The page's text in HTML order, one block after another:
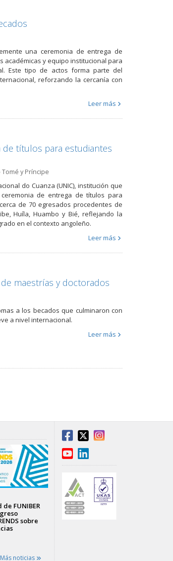
una ceremonia de entrega de
académicas y equipo institucional para
Este tipo de actos forma parte del
reforzando la cercanía con
Leer más
de títulos para estudiantes
Tomé y Príncipe
do Cuanza (UNIC), institución que
de entrega de títulos para
de 70 egresados procedentes de
Huíla, Huambo y Bié, reflejando la
en el contexto angoleño.
Leer más
maestrías y doctorados
a los becados que culminaron con
a nivel internacional.
Leer más
FUNIBER
sobre
Más noticias